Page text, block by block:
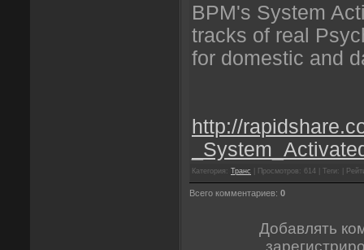
BPM's System
tracks of real
for domestic and
http://
Категория: Транс | Просмотров: 614 | Теги: |
Всего комментариев: 0
Добавлять